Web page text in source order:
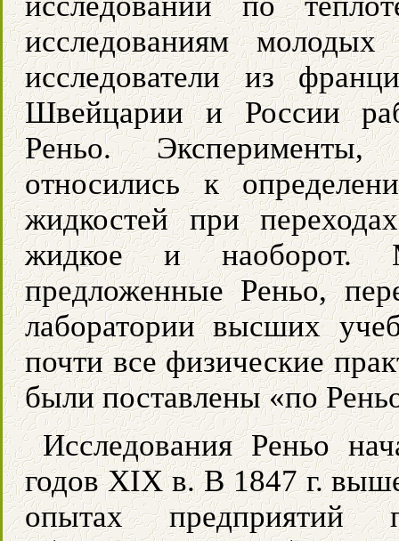
исследованиям
исследователи из
Швейцарии и России
Реньо. Эксперименты,
относились к
жидкостей при
жидкое и наоборот.
предложенные Реньо,
лаборатории высших
почти все физические
были поставлены «по
Исследования Реньо
годов XIX в. В 1847 г.
опытах предприятий